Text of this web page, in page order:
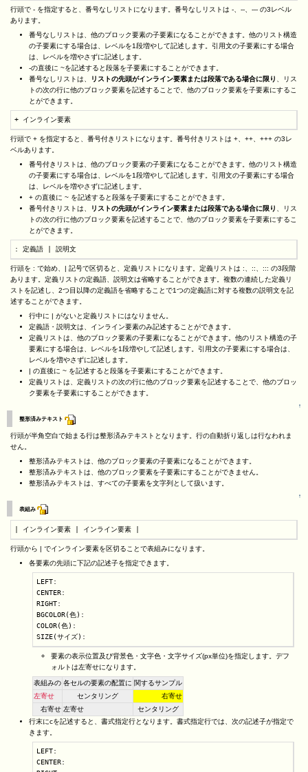
行頭で - を指定すると、番号なしリストになります。番号なしリストは -、--、--- の3レベル
あります。
番号なしリストは、他のブロック要素の子要素になることができます。他のリスト構造
の子要素にする場合は、レベルを1段増やして記述します。引用文の子要素にする場合
は、レベルを増やさずに記述します。
-の直後に ~を記述すると段落を子要素にすることができます。
番号なしリストは、
リストの先頭がインライン要素または段落である場合に限り
、リス
トの次の行に他のブロック要素を記述することで、他のブロック要素を子要素にするこ
とができます。
+ インライン要素
行頭で + を指定すると、番号付きリストになります。番号付きリストは +、++、+++ の3レ
ベルあります。
番号付きリストは、他のブロック要素の子要素になることができます。他のリスト構造
の子要素にする場合は、レベルを1段増やして記述します。引用文の子要素にする場合
は、レベルを増やさずに記述します。
+ の直後に ~ を記述すると段落を子要素にすることができます。
番号付きリストは、
リストの先頭がインライン要素または段落である場合に限り
、リス
トの次の行に他のブロック要素を記述することで、他のブロック要素を子要素にするこ
とができます。
: 定義語 | 説明文
行頭を : で始め、| 記号で区切ると、定義リストになります。定義リストは :、::、::: の3段階
あります。定義リストの定義語、説明文は省略することができます。複数の連続した定義リ
ストを記述し、2つ目以降の定義語を省略することで1つの定義語に対する複数の説明文を記
述することができます。
行中に | がないと定義リストにはなりません。
定義語・説明文は、インライン要素のみ記述することができます。
定義リストは、他のブロック要素の子要素になることができます。他のリスト構造の子
要素にする場合は、レベルを1段増やして記述します。引用文の子要素にする場合は、
レベルを増やさずに記述します。
| の直後に ~ を記述すると段落を子要素にすることができます。
定義リストは、定義リストの次の行に他のブロック要素を記述することで、他のブロッ
ク要素を子要素にすることができます。
↑
整形済みテキスト
行頭が半角空白で始まる行は整形済みテキストとなります。行の自動折り返しは行なわれま
せん。
整形済みテキストは、他のブロック要素の子要素になることができます。
整形済みテキストは、他のブロック要素を子要素にすることができません。
整形済みテキストは、すべての子要素を文字列として扱います。
↑
表組み
| インライン要素 | インライン要素 |
行頭から | でインライン要素を区切ることで表組みになります。
各要素の先頭に下記の記述子を指定できます。
LEFT:
CENTER:
RIGHT:
BGCOLOR(色):
COLOR(色):
SIZE(サイズ):
要素の表示位置及び背景色・文字色・文字サイズ(px単位)を指定します。デフ
ォルトは左寄せになります。
表組みの 各セルの要素の配置に 関するサンプル
左寄せ
センタリング
右寄せ
右寄せ 左寄せ
センタリング
行末にcを記述すると、書式指定行となります。書式指定行では、次の記述子が指定で
きます。
LEFT:
CENTER: